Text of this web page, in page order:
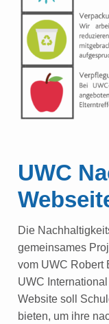
UWC
Die
gemeinsames
vom UWC Robert
UWC
Website soll
bieten, um ihre